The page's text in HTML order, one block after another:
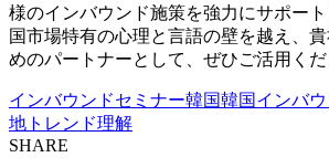
様のインバウンド施策を強力にサポー
国市場特有の心理と言語の壁を越え、
めのパートナーとして、ぜひご活用くだ
インバウンドセミナー韓国韓国インバ
地トレンド理解
SHARE